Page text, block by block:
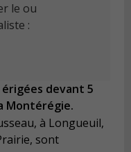
le ou
:
devant 5
Montérégie.
à Longueuil,
sont